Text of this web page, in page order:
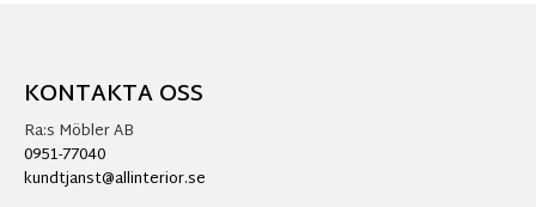
KONTAKTA OSS
Ra:s Möbler AB
0951-77040
kundtjanst@allinterior.se